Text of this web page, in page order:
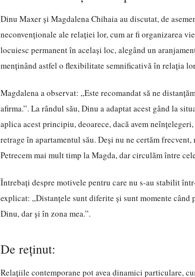
Dinu Maxer și Magdalena Chihaia au discutat, de
neconvenționale ale relației lor, cum ar fi organizarea
locuiesc permanent în același loc, alegând un
menținând astfel o flexibilitate semnificativă în relația
Magdalena a observat: „Este recomandat să ne
afirma.”. La rândul său, Dinu a adaptat acest gând la
aplica acest principiu, deoarece, dacă avem
retrage în apartamentul său. Deși nu ne certăm
Petrecem mai mult timp la Magda, dar circulăm între
Întrebați despre motivele pentru care nu s-au stabilit
explicat: „Distanțele sunt diferite și sunt momente
Dinu, dar și în zona mea.”.
De reținut:
Relațiile contemporane pot avea dinamici particulare,